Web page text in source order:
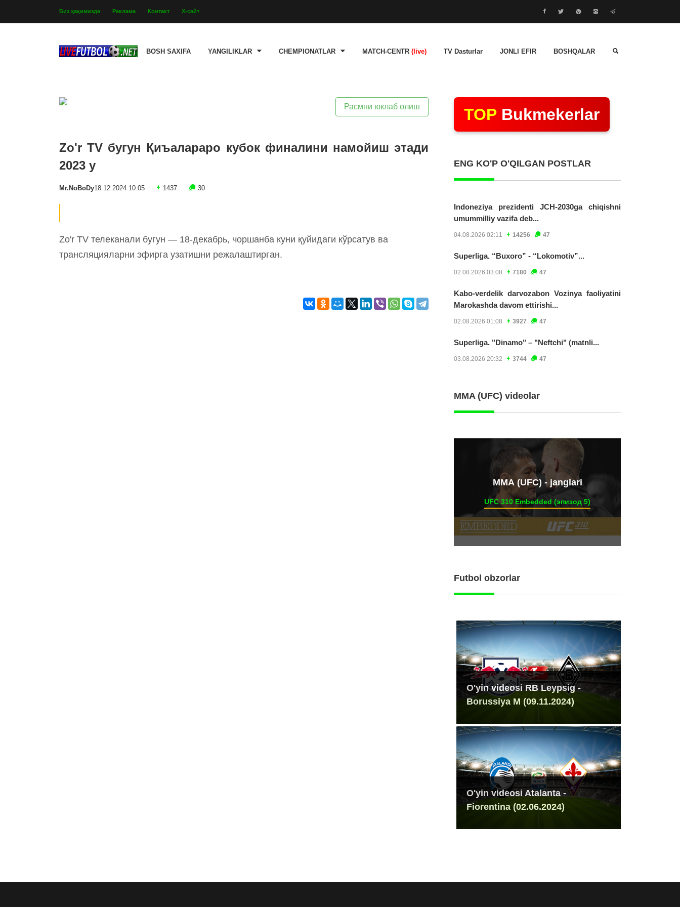
Биз ҳақимизда Реклама Контакт Х-сайт
BOSH SAXIFA YANGILIKLAR CHEMPIONATLAR MATCH-CENTR (live) TV Dasturlar JONLI EFIR BOSHQALAR
Расмни юклаб олиш
Zo'r TV бугун Қиъалараро кубок финалини намойиш этади
2023 y
Mr.NoBoDy18.12.2024 10:05 1437 30
Zo'r TV телеканали бугун — 18-декабрь, чоршанба куни қуйидаги кўрсатув ва
трансляцияларни эфирга узатишни режалаштирган.
TOP Bukmekerlar
ENG KO'P O'QILGAN POSTLAR
Indoneziya prezidenti JCH-2030ga chiqishni
umummilliy vazifa deb...
04.08.2026 02:11 14256 47
Superliga. “Buxoro” - “Lokomotiv”...
02.08.2026 03:08 7180 47
Kabo-verdelik darvozabon Vozinya faoliyatini
Marokashda davom ettirishi...
02.08.2026 01:08 3927 47
Superliga. "Dinamo" – "Neftchi" (matnli...
03.08.2026 20:32 3744 47
MMA (UFC) videolar
ММА (UFC) - janglari
UFC 310 Embedded (эпизод 5)
Futbol obzorlar
O'yin videosi RB Leypsig -
Borussiya M (09.11.2024)
O'yin videosi Atalanta -
Fiorentina (02.06.2024)